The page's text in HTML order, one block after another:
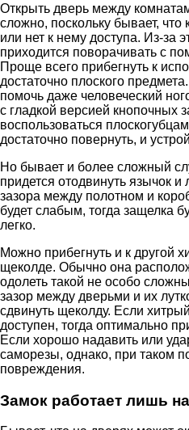
Открыть дверь между
сложно, поскольку бывает, что
или нет к нему доступа. Из-за
приходится поворачивать с
Проще всего прибегнуть к
достаточно плоского
помочь даже человеческий
с гладкой версией кнопочных
воспользоваться
достаточно повернуть, и
Но бывает и более сложный
придется отодвинуть язычок
зазора между полотном и
будет слабым, тогда защелка
легко.
Можно прибегнуть и к другой
щеколде. Обычно она
одолеть такой не особо
зазор между дверьми и их
сдвинуть щеколду. Если
доступен, тогда оптимально
Если хорошо надавить или
саморезы, однако, при таком
повреждения.
Замок работает лишь